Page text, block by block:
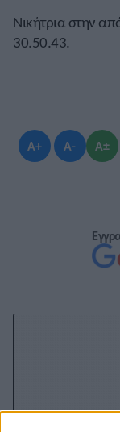
A+ A- A±
Νικήτρια στην
30.50.43.